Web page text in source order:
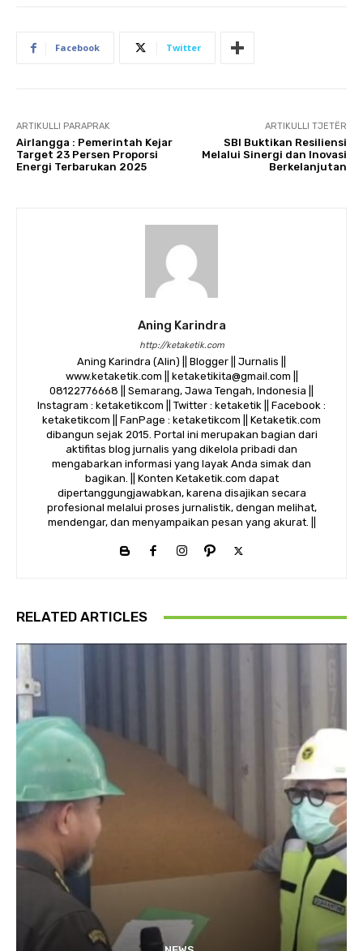
Facebook Twitter
ARTIKULLI PARAPRAK
Airlangga : Pemerintah Kejar
Target 23 Persen Proporsi
Energi Terbarukan 2025
ARTIKULLI TJETËR
SBI Buktikan Resiliensi
Melalui Sinergi dan Inovasi
Berkelanjutan
Aning Karindra
http://ketaketik.com
Aning Karindra (Alin) || Blogger || Jurnalis ||
www.ketaketik.com || ketaketikita@gmail.com ||
08122776668 || Semarang, Jawa Tengah, Indonesia ||
Instagram : ketaketikcom || Twitter : ketaketik || Facebook :
ketaketikcom || FanPage : ketaketikcom || Ketaketik.com
dibangun sejak 2015. Portal ini merupakan bagian dari
aktifitas blog jurnalis yang dikelola pribadi dan
mengabarkan informasi yang layak Anda simak dan
bagikan. || Konten Ketaketik.com dapat
dipertanggungjawabkan, karena disajikan secara
profesional melalui proses jurnalistik, dengan melihat,
mendengar, dan menyampaikan pesan yang akurat. ||
RELATED ARTICLES